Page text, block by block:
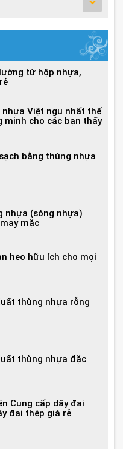
từ hộp nhựa,
Việt ngu nhất thế
minh cho các bạn thấy
bằng thùng nhựa
nhựa (sóng nhựa)
mặc
heo hữu ích cho mọi
thùng nhựa rỗng
thùng nhựa đặc
Cung cấp dây đai
đai thép giá rẻ